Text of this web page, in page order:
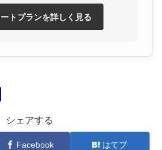
トプランを詳しく見る
シェアする
Facebook はてブ